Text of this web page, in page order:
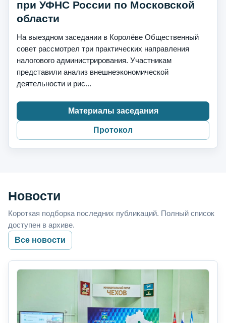
при УФНС России по Московской
области
На выездном заседании в Королёве Общественный
совет рассмотрел три практических направления
налогового администрирования. Участникам
представили анализ внешнеэкономической
деятельности и рис...
Материалы заседания
Протокол
Новости
Короткая подборка последних публикаций. Полный список
доступен в архиве.
Все новости